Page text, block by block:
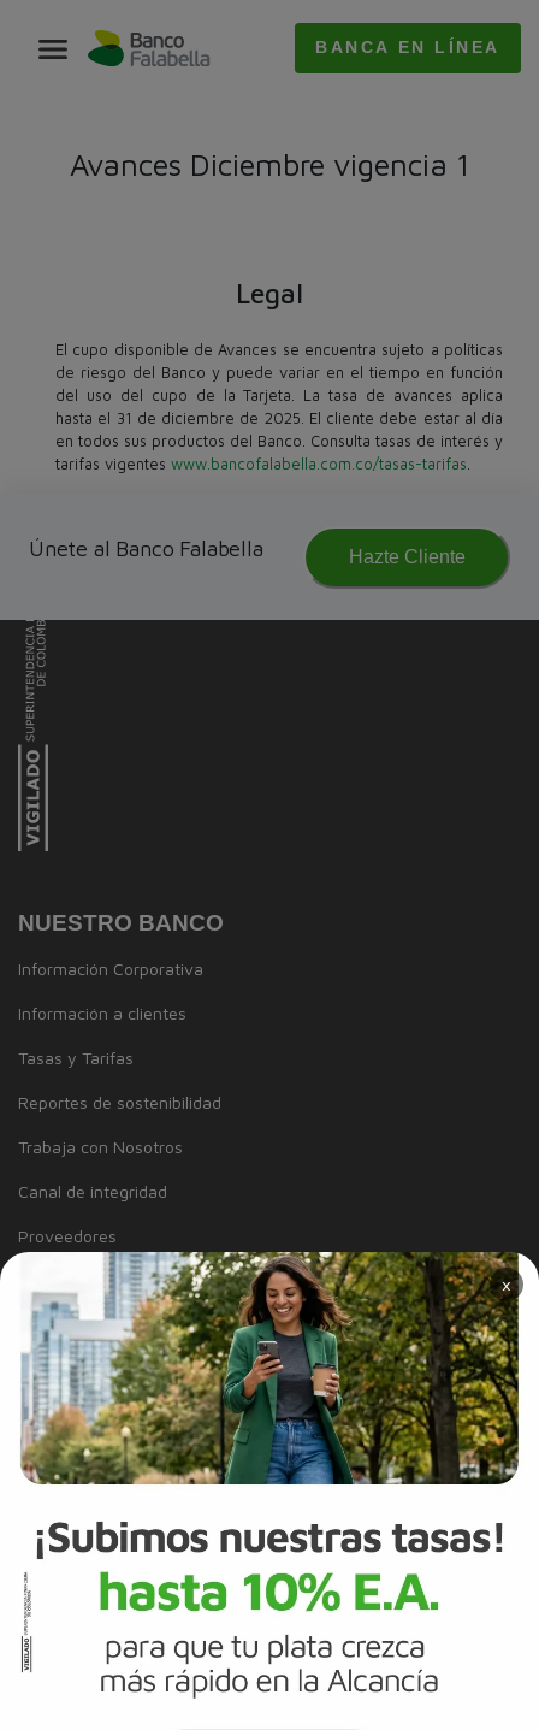
BANCA EN LÍNEA
Avances Diciembre vigencia 1​
Legal
El cupo disponible de Avances se encuentra sujeto a políticas
de riesgo del Banco y puede variar en el tiempo en función
del uso del cupo de la Tarjeta. La tasa de avances aplica
hasta el 31 de diciembre de 2025. El cliente debe estar al día
en todos sus productos del Banco. Consulta tasas de interés y
tarifas vigentes www.bancofalabella.com.co/tasas-tarifas.
×
Únete al Banco Falabella Hazte Cliente
NUESTRO BANCO
Información Corporativa
Información a clientes
Tasas y Tarifas
Reportes de sostenibilidad
Trabaja con Nosotros
Canal de integridad
Proveedores
Política de Diversidad e Inclusión
Mapa del sitio
Términos y Condiciones
Información Legal
Tarjeta de Crédito
SERVICIO AL CLIENTE
Inclusión
Solicitudes y Reclamos